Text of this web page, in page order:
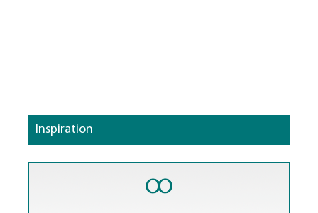
Inspiration